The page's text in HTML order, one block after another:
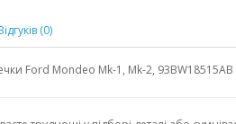
(0)
Ford Mondeo Mk-1, Mk-2, 93BW18515AB